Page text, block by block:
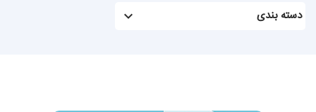
دسته بندی